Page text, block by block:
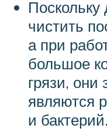
чистить
а при
большое
грязи, они
являются
и